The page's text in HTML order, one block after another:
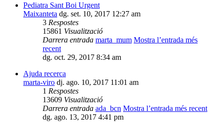
Pediatra Sant Boi Urgent
Maixanteta dg. set. 10, 2017 12:27 am
3 Respostes
15861 Visualització
Darrera entrada marta_mum Mostra l’entrada més
recent
dg. oct. 29, 2017 8:34 am
Ajuda recerca
marta-viro dj. ago. 10, 2017 11:01 am
1 Respostes
13609 Visualització
Darrera entrada ada_bcn Mostra l’entrada més recent
dg. ago. 13, 2017 4:41 pm